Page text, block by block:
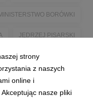
BORÓWKI
JĘDRZEJ PISARSKI
TOMASZ FALCZEWSKI
PAWEŁ KRAWIEC
strony
z naszych
online i
nasze pliki